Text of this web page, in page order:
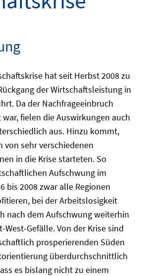
hat seit Herbst 2008 zu
der Wirtschaftsleistung in
Da der Nachfrageeinbruch
fielen die Auswirkungen auch
aus. Hinzu kommt,
von sehr verschiedenen
in die Krise starteten. So
Aufschwung im
bis 2008 zwar alle Regionen
bei der Arbeitslosigkeit
nach dem Aufschwung weiterhin
West-Gefälle. Von der Krise sind
prosperierenden Süden
überdurchschnittlich
es bislang nicht zu einem